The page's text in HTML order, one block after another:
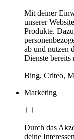
Mit deiner
unserer
Produkte.
ab und nutzen
Dienste bereits
Bing, Criteo,
Marketing
Durch das
deine